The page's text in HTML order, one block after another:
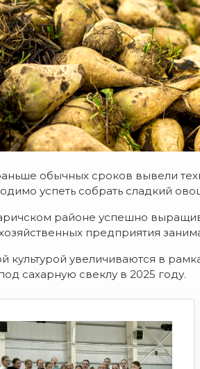
обычных сроков вывели
успеть собрать сладкий
районе успешно
предприятия
культурой увеличиваются в
сахарную свеклу в 2025 году.